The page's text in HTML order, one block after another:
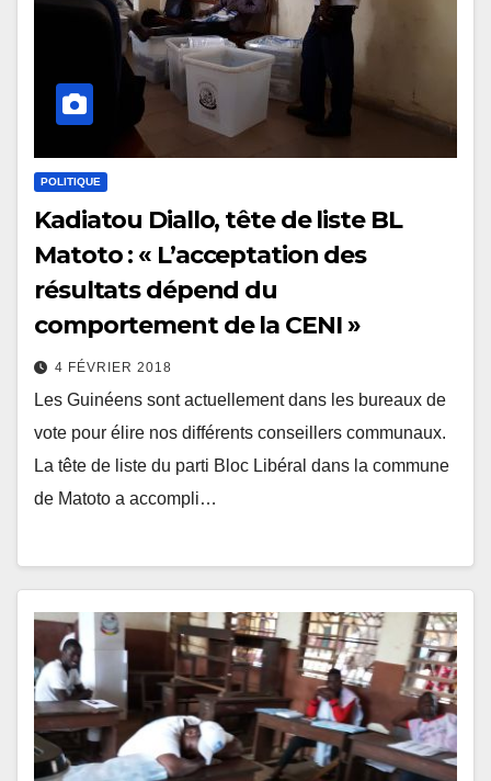
POLITIQUE
Kadiatou Diallo, tête de liste BL
Matoto : « L’acceptation des
résultats dépend du
comportement de la CENI »
4 FÉVRIER 2018
Les Guinéens sont actuellement dans les bureaux de
vote pour élire nos différents conseillers communaux.
La tête de liste du parti Bloc Libéral dans la commune
de Matoto a accompli…